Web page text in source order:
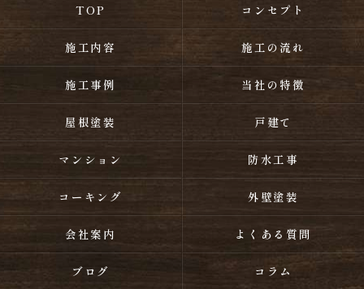
TOP コンセプト
施工内容 施工の流れ
施工事例 当社の特徴
屋根塗装 戸建て
マンション 防水工事
コーキング 外壁塗装
会社案内 よくある質問
ブログ コラム